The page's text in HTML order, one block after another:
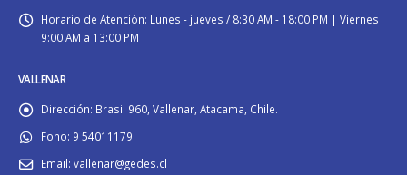
Horario de Atención: Lunes - jueves / 8:30 AM - 18:00 PM | Viernes
9:00 AM a 13:00 PM
VALLENAR
Dirección: Brasil 960, Vallenar, Atacama, Chile.
Fono: 9 54011179
Email: vallenar@gedes.cl